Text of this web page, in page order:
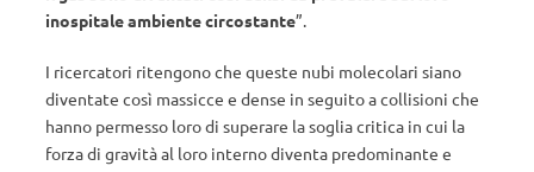
inospitale ambiente circostante”.
I ricercatori ritengono che queste nubi molecolari siano
diventate così massicce e dense in seguito a collisioni che
hanno permesso loro di superare la soglia critica in cui la
forza di gravità al loro interno diventa predominante e